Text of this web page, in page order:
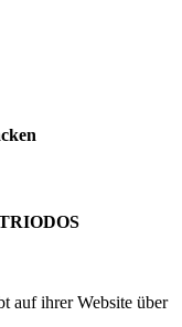
auf ihrer Website über